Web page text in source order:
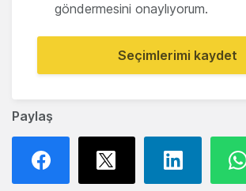
Paylaş
göndermesini onaylıyorum.
Seçimlerimi kaydet